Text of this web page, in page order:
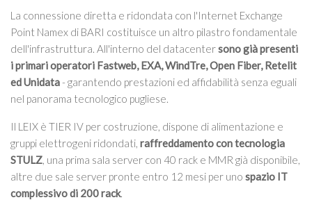
La connessione diretta e ridondata con l'Internet Exchange
Point Namex di BARI costituisce un altro pilastro fondamentale
dell'infrastruttura. All'interno del datacentersono già presenti
i primari operatori Fastweb, EXA, WindTre, Open Fiber, Retelit
ed Unidata- garantendo prestazioni ed affidabilità senza eguali
nel panorama tecnologico pugliese.
Il LEIX è TIER IV per costruzione, dispone di alimentazione e
gruppi elettrogeni ridondati, raffreddamento con tecnologia
STULZ, una prima sala server con 40 rack e MMR già disponibile,
altre due sale server pronte entro 12 mesi per uno spazio IT
complessivo di 200 rack.